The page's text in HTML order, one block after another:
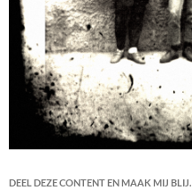
DEEL DEZE CONTENT EN MAAK MIJ BLIJ.